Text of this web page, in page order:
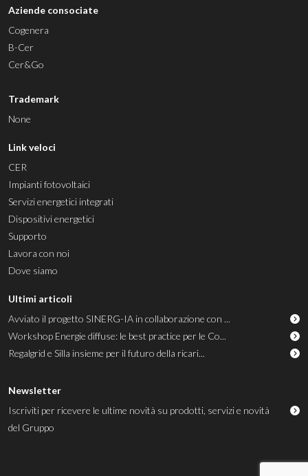
Aziende consociate
Cogenera
B-Cer
Cer&Go
Trademark
None
Link veloci
CER
Impianti fotovoltaici
Servizi energetici integrati
Dispositivi energetici
Supporto
Lavora con noi
Dove siamo
Ultimi articoli
Avviato il progetto SINERG-IA in collaborazione con ...
Workshop Energie diffuse: le best practice per le Co...
Regalgrid e Silla insieme per il futuro della ricari...
Newsletter
Iscriviti per ricevere le ultime novità su prodotti, servizi e novità
del Gruppo